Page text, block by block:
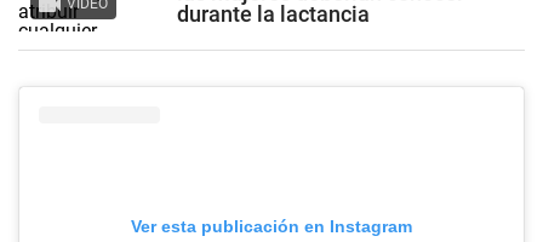
VIDEO
durante la lactancia
Ver esta publicación en Instagram